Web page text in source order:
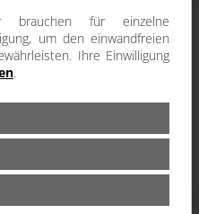
für einzelne
um den einwandfreien
Ihre Einwilligung
.